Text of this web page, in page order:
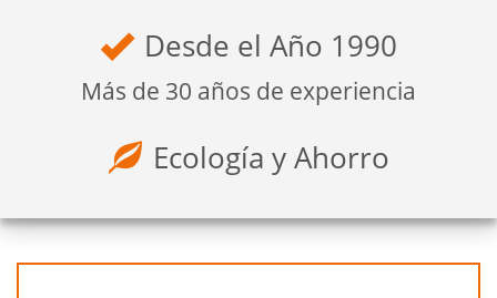
Desde el Año 1990
Más de 30 años de experiencia
Ecología y Ahorro